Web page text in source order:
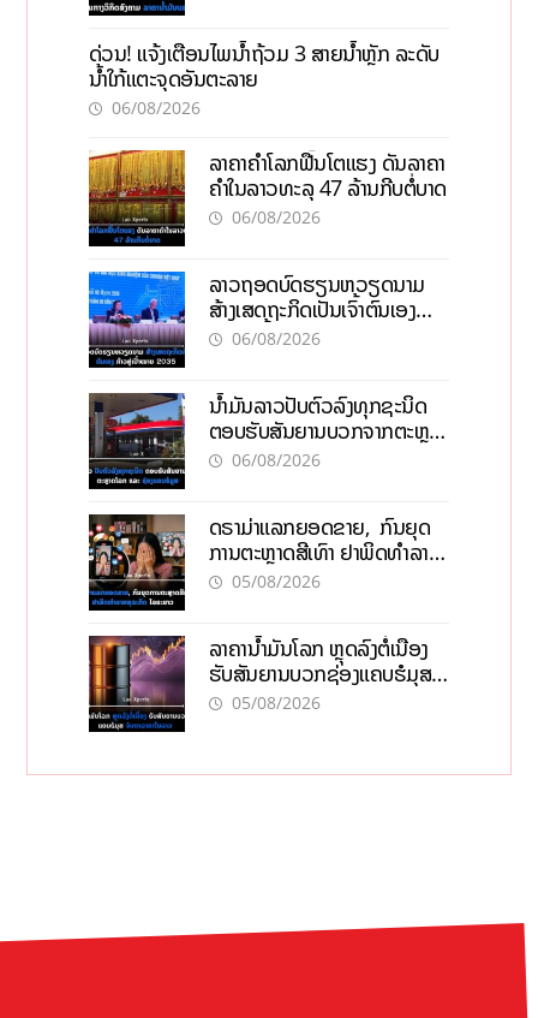
ດ່ວນ! ແຈ້ງເຕືອນໄພນໍ້າຖ້ວມ 3 ສາຍນໍ້າຫຼັກ ລະດັບ
ນໍ້າໃກ້ແຕະຈຸດອັນຕະລາຍ
06/08/2026
ລາຄາຄຳໂລກຟື້ນໂຕແຮງ ດັນລາຄາ
ຄຳໃນລາວທະລຸ 47 ລ້ານກີບຕໍ່ບາດ
06/08/2026
ລາວຖອດບົດຮຽນຫວຽດນາມ
ສ້າງເສດຖະກິດເປັນເຈົ້າຕົນເອງ
ກ້າວສູ່ເປົ້າໝາຍ 2035
06/08/2026
ນໍ້າມັນລາວປັບຕົວລົງທຸກຊະນິດ
ຕອບຮັບສັນຍານບວກຈາກຕະຫຼາດ
ໂລກ ແລະ ຊ່ອງແຄບຮໍມູສ
06/08/2026
ດຣາມ່າແລກຍອດຂາຍ, ກົນຍຸດ
ການຕະຫຼາດສີເທົາ ຢາພິດທຳລາຍ
ທຸລະກິດ ໄລຍະຍາວ
05/08/2026
ລາຄານ້ຳມັນໂລກ ຫຼຸດລົງຕໍ່ເນື່ອງ
ຮັບສັນຍານບວກຊ່ອງແຄບຮໍມຸສ
ຈັບຕາລາຄາໃນລາວ
05/08/2026